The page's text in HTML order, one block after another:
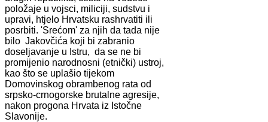
položaje u vojsci, miliciji, sudstvu i
upravi, htjelo Hrvatsku rashrvatiti ili
posrbiti. 'Srećom' za njih da tada nije
bilo Jakovčića koji bi zabranio
doseljavanje u Istru, da se ne bi
promijenio narodnosni (etnički) ustroj,
kao što se uplašio tijekom
Domovinskog obrambenog rata od
srpsko-crnogorske brutalne agresije,
nakon progona Hrvata iz Istočne
Slavonije.